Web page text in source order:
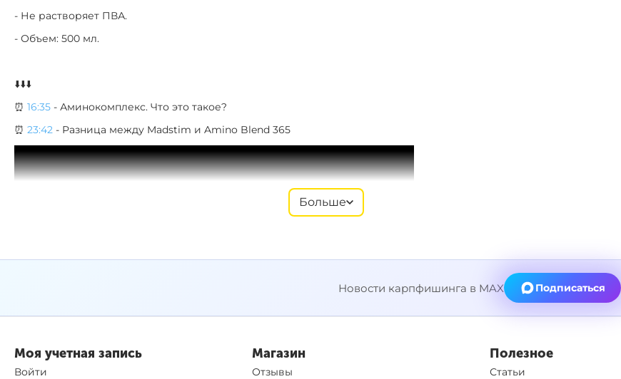
- Не растворяет ПВА.
- Объем: 500 мл.
⬇️⬇️⬇️
⏰ 16:35 - Аминокомплекс. Что это такое?
⏰ 23:42 - Разница между Madstim и Amino Blend 365
Больше
Новости карпфишинга в MAX Подписаться
Моя учетная запись
Войти
Магазин
Отзывы
Полезное
Статьи